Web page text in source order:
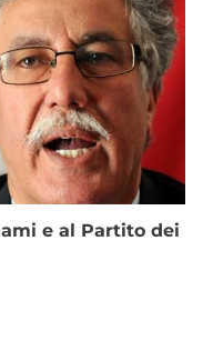
e al Partito dei